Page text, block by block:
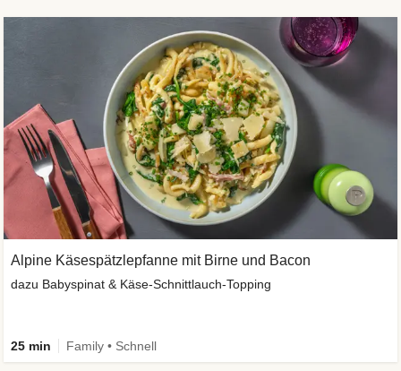
Alpine Käsespätzlepfanne mit Birne und Bacon
dazu Babyspinat & Käse-Schnittlauch-Topping
25 min Family • Schnell